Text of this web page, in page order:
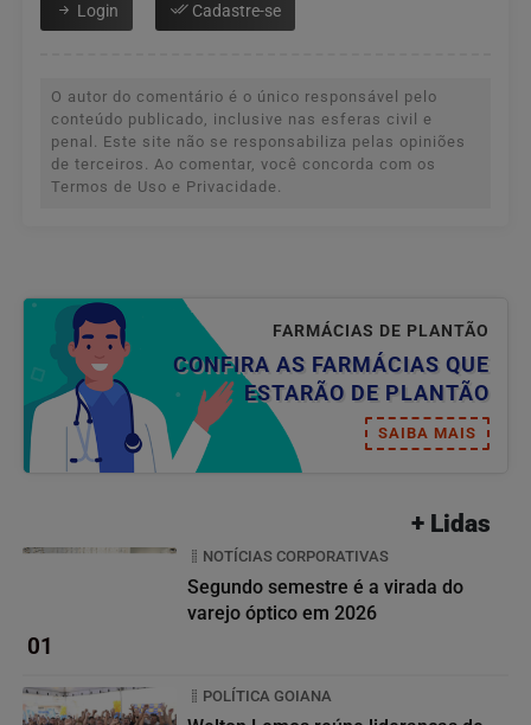
Login Cadastre-se
O autor do comentário é o único responsável pelo
conteúdo publicado, inclusive nas esferas civil e
penal. Este site não se responsabiliza pelas opiniões
de terceiros. Ao comentar, você concorda com os
Termos de Uso e Privacidade.
FARMÁCIAS DE PLANTÃO
CONFIRA AS FARMÁCIAS QUE
ESTARÃO DE PLANTÃO
SAIBA MAIS
+ Lidas
01
NOTÍCIAS CORPORATIVAS
Segundo semestre é a virada do
varejo óptico em 2026
POLÍTICA GOIANA